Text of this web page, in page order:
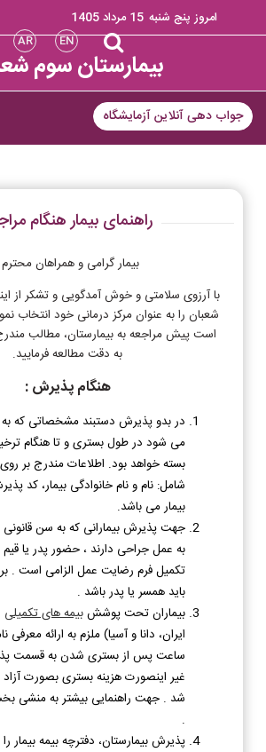
امروز پنج شنبه 15 مرداد 1405
EN
AR
بیمارستان سوم
جواب دهی آنلاین آزمایشگاه
راهنمای بیمار هنگام
بیمار گرامی و همراهان
با آرزوی سلامتی و خوش آمدگویی و تشکر از
شعبان را به عنوان مرکز درمانی خود انتخاب
است پیش مراجعه به بیمارستان، مطالب
به دقت مطالعه فرمایید.
هنگام پذیرش :
در بدو پذیرش دستبند مشخصاتی که
می شود در طول بستری و تا هنگام
بسته خواهد بود. اطلاعات مندرج بر
شامل: نام و نام خانوادگی بیمار، کد
بیمار می باشد.
جهت پذیرش بیمارانی که به سن قانونی
به عمل جراحی دارند ، حضور پدر یا
تکمیل فرم رضایت عمل الزامی است .
باید همسر یا پدر باشد .
بیماران تحت پوششبیمه های تکمیلی
ساعت پس از بستری شدن به قسمت
غیر اینصورت هزینه بستری بصورت
شد . جهت راهنمایی بیشتر به منشی
.
پذیرش بیمارستان، دفترچه بیمه بیمار را